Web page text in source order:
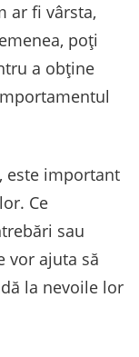
ar fi vârsta,
poți
a obține
este important
Ce
sau
vor ajuta să
la nevoile lor